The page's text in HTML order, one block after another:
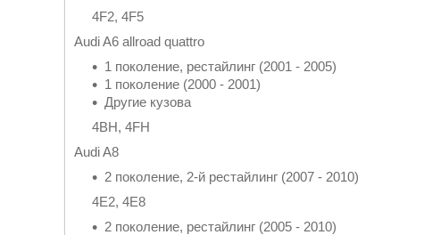
4F2, 4F5
Audi A6 allroad quattro
1 поколение, рестайлинг (2001 - 2005)
1 поколение (2000 - 2001)
Другие кузова
4BH, 4FH
Audi A8
2 поколение, 2-й рестайлинг (2007 - 2010)
4E2, 4E8
2 поколение, рестайлинг (2005 - 2010)